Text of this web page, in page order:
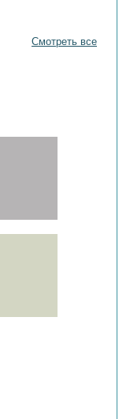
Смотреть все